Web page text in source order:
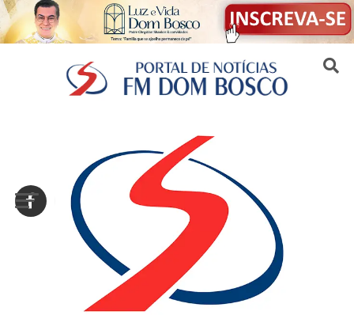
Sair da versão mobile